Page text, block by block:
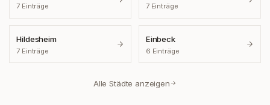
7 Einträge 7Einträge
Hildesheim
7 Einträge
Einbeck
6 Einträge
Alle Städte anzeigen